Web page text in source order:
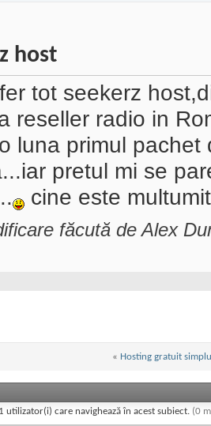
host
tot seekerz
reseller radio in
luna primul
pretul mi se
cine este
făcută de Alex
« Hosting gratuit
utilizator(i) care navighează în acest subiect. (0